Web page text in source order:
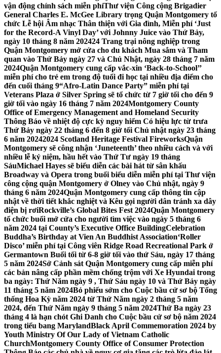
vận động chính sách miễn phíThư viện Công cộng Brigadier
General Charles E. McGee Library trọng Quận Montgomery tổ
chức Lễ hội Âm nhạc Thân thiện với Gia đình, Miễn phí ‘Just
for the Record-A Vinyl Day’ với Johnny Juice vào Thứ Bảy,
ngày 10 tháng 8 năm 202424 Trang trại nông nghiệp trong
Quận Montgomery mở cửa cho du khách Mua sắm và Tham
quan vào Thứ Bảy ngày 27 và Chủ Nhật, ngày 28 tháng 7 năm
2024Quận Montgomery cung cấp vắc-xin ‘Back-to-School’’
miễn phí cho trẻ em trong độ tuổi đi học tại nhiều địa điểm cho
đến cuối tháng 9“Afro-Latin Dance Party” miễn phí tại
Veterans Plaza ở Silver Spring sẽ tổ chức từ 7 giờ tối cho đến 9
giờ tối vào ngày 16 tháng 7 năm 2024Montgomery County
Office of Emergency Management and Homeland Security
Thông Báo về nhiệt độ cực kỳ nguy hiểm Có hiệu lực từ trưa
Thứ Bảy ngày 22 tháng 6 đến 8 giờ tối Chủ nhật ngày 23 tháng
6 năm 20242024 Scotland Heritage Festival FireworksQuận
Montgomery sẽ công nhận ‘Juneteenth’ theo nhiều cách và với
nhiều lễ kỷ niệm, hầu hết vào Thứ Tư ngày 19 tháng
SáuMichael Hayes sẽ biểu diễn các bài hát từ sân khấu
Broadway và Opera trong buổi biểu diễn miễn phí tại Thư viện
công cộng quận Montgomery ở Olney vào Chủ nhật, ngày 9
tháng 6 năm 2024Quận Montgomery cung cấp thông tin cập
nhật về thời tiết khắc nghiệt và Kêu gọi người dân tránh xa dây
điện bị rơiRockville’s Global Bites Fest 2024Quận Montgomery
tổ chức buổi mở cửa cho người tìm việc vào ngày 5 tháng 6
năm 2024 tại County’s Executive Office BuildingCelebration
Buddha’s Birthday at Vien An Buddhist Association‘Roller
Disco’ miễn phí tại Công viên Ridge Road Recreational Park ở
Germantown Buổi tối từ 6-8 giờ tối vào thứ Sáu, ngày 17 tháng
5 năm 2024Sở Cảnh sát Quận Montgomery cung cấp miễn phí
các bản nâng cấp phần mềm chống trộm với Xe Hyundai trong
ba ngày: Thứ Năm ngày 9 , Thứ Sáu ngày 10 và Thứ Bảy ngày
11 tháng 5 năm 2024Bỏ phiếu sớm cho Cuộc bầu cử sơ bộ Tổng
thống Hoa Kỳ năm 2024 từ Thứ Năm ngày 2 tháng 5 năm
2024, đến Thứ Năm ngày 9 tháng 5 năm 2024Thứ Ba ngày 23
tháng 4 là hạn chót Ghi Danh cho Cuộc bầu cử sơ bộ năm 2024
trong tiểu bang MarylandBlack April Commemoration 2024 by
Youth Ministry Of Our Lady of Vietnam Catholic
ChurchMontgomery County Office of Consumer Protection